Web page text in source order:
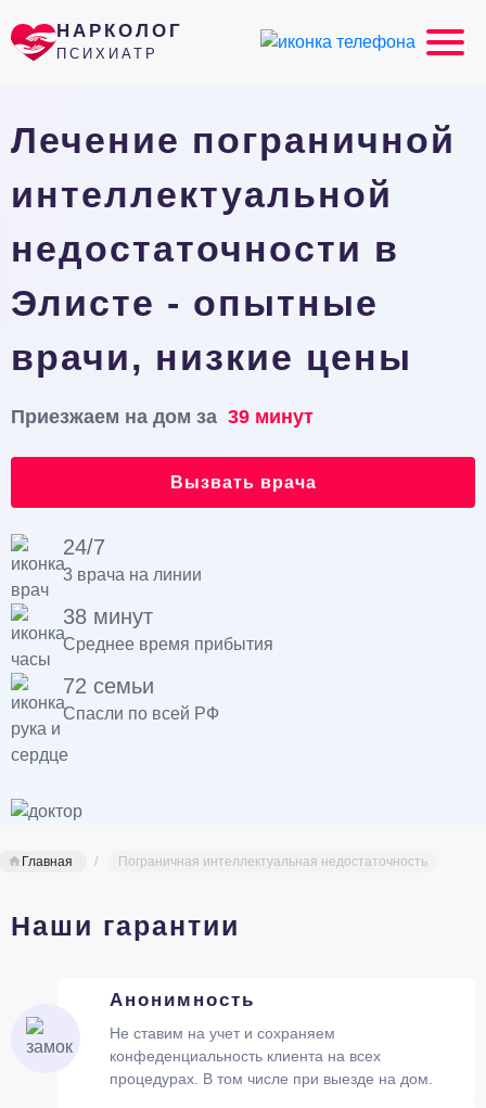
НАРКОЛОГ
ПСИХИАТР
Лечение пограничной
интеллектуальной
недостаточности в
Элисте - опытные
врачи, низкие цены
Приезжаем на дом за 39 минут
Вызвать врача
24/7
3 врача на линии
38 минут
Среднее время прибытия
72 семьи
Спасли по всей РФ
Главная Пограничная интеллектуальная недостаточность
Наши гарантии
Анонимность
Не ставим на учет и сохраняем
конфеденциальность клиента на всех
процедурах. В том числе при выезде на дом.